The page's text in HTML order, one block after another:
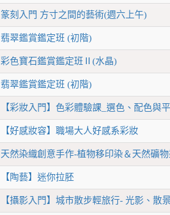
篆刻入門 方寸之間的藝術(週六上午)
翡翠鑑賞鑑定班 (初階)
彩色寶石鑑賞鑑定班Ⅱ(⽔晶)
翡翠鑑賞鑑定班 (初階)
【彩妝入門】色彩體驗課_選色、配色與
【好感妝容】職場大人好感系彩妝
天然染織創意手作-植物移印染＆天然礦
【陶藝】迷你拉胚
【攝影入門】城市散步輕旅行- 光影、散